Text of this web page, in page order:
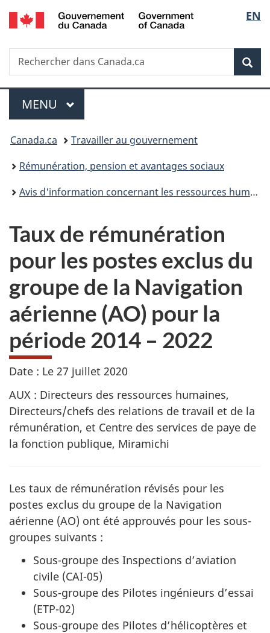
Passer
au
principal
Passer
à
Au
du
Passer
à
version
simplifiée
de
la
EN
Recherche
Rechercher
dans
Menu
MENU PRINCIPAL
Vous
êtes
ici :
Canada.ca
Travailler au gouvernement
Rémunération, pension et avantages sociaux
Avis d'information concernant les ressources humaines
Taux de rémunération
pour les postes exclus du
groupe de la Navigation
aérienne (AO) pour la
période 2014 – 2022
Date : Le 27 juillet 2020
AUX : Directeurs des ressources humaines,
Directeurs/chefs des relations de travail et de la
rémunération, et Centre des services de paye de
la fonction publique, Miramichi
Les taux de rémunération révisés pour les
postes exclus du groupe de la Navigation
aérienne (AO) ont été approuvés pour les sous-
groupes suivants :
Sous-groupe des Inspections d’aviation
civile (CAI-05)
Sous-groupe des Pilotes ingénieurs d’essai
(ETP-02)
Sous-groupe des Pilotes d’hélicoptères et